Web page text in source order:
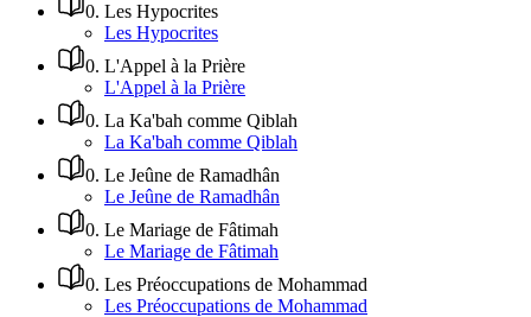
0. Les Hypocrites
Les Hypocrites
0. L'Appel à la Prière
L'Appel à la Prière
0. La Ka'bah comme Qiblah
La Ka'bah comme Qiblah
0. Le Jeûne de Ramadhân
Le Jeûne de Ramadhân
0. Le Mariage de Fâtimah
Le Mariage de Fâtimah
0. Les Préoccupations de Mohammad
Les Préoccupations de Mohammad